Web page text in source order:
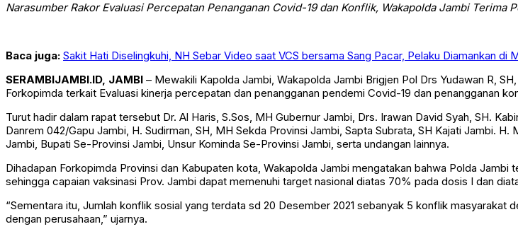
Narasumber Rakor Evaluasi Percepatan Penanganan Covid-19 dan Konflik, Wakapolda Jambi Terima
Baca juga: Sakit Hati Diselingkuhi, NH Sebar Video saat VCS bersama Sang Pacar, Pelaku Diamankan di
SERAMBIJAMBI.ID, JAMBI – Mewakili Kapolda Jambi, Wakapolda Jambi Brigjen Pol Drs Yudawan R,
Forkopimda terkait Evaluasi kinerja percepatan dan penangganan pendemi Covid-19 dan penangganan
Turut hadir dalam rapat tersebut Dr. Al Haris, S.Sos, MH Gubernur Jambi, Drs. Irawan David Syah, SH.
Danrem 042/Gapu Jambi, H. Sudirman, SH, MH Sekda Provinsi Jambi, Sapta Subrata, SH Kajati Jambi.
Jambi, Bupati Se-Provinsi Jambi, Unsur Kominda Se-Provinsi Jambi, serta undangan lainnya.
Dihadapan Forkopimda Provinsi dan Kabupaten kota, Wakapolda Jambi mengatakan bahwa Polda
sehingga capaian vaksinasi Prov. Jambi dapat memenuhi target nasional diatas 70% pada dosis I dan
“Sementara itu, Jumlah konflik sosial yang terdata sd 20 Desember 2021 sebanyak 5 konflik
dengan perusahaan,” ujarnya.